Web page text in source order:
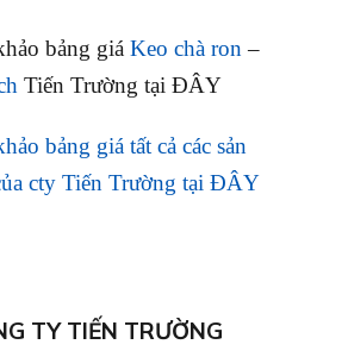
bảng giá Keo chà ron –
Tiến Trường tại ĐÂY
bảng giá tất cả các sản
cty Tiến Trường tại ĐÂY
TY TIẾN TRƯỜNG